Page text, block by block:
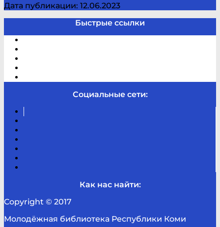
Дата публикации: 12.06.2023
Быстрые ссылки
Социальные сети:
Как нас найти:
Copyright © 2017
Молодёжная библиотека Республики Коми